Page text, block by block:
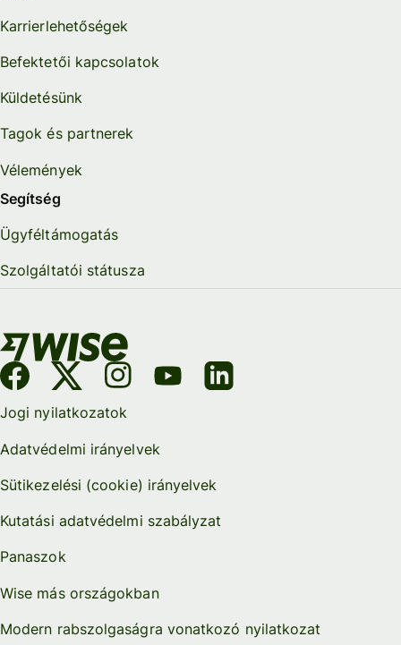
Karrierlehetőségek
Befektetői kapcsolatok
Küldetésünk
Tagok és partnerek
Vélemények
Segítség
Ügyféltámogatás
Szolgáltatói státusza
Jogi nyilatkozatok
Adatvédelmi irányelvek
Sütikezelési (cookie) irányelvek
Kutatási adatvédelmi szabályzat
Panaszok
Wise más országokban
Modern rabszolgaságra vonatkozó nyilatkozat